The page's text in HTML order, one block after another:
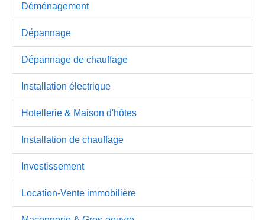
Déménagement
Dépannage
Dépannage de chauffage
Installation électrique
Hotellerie & Maison d'hôtes
Installation de chauffage
Investissement
Location-Vente immobilière